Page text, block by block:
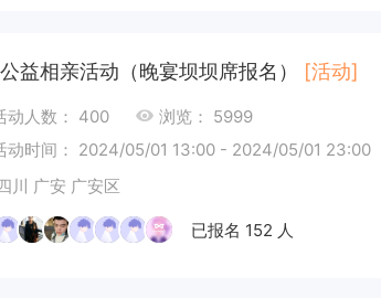
益相亲活动（晚宴坝坝席报名） [活动]
动人数： 400
浏览： 5999
动时间： 2024/05/01 13:00 - 2024/05/01 23:00
川 广安 广安区
已报名 152 人